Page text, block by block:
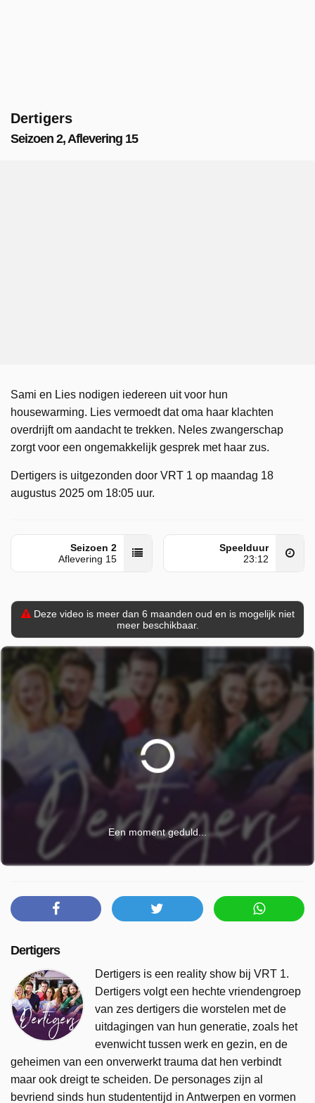
Dertigers
Seizoen 2, Aflevering 15
Sami en Lies nodigen iedereen uit voor hun
housewarming. Lies vermoedt dat oma haar klachten
overdrijft om aandacht te trekken. Neles zwangerschap
zorgt voor een ongemakkelijk gesprek met haar zus.
Dertigers is uitgezonden door VRT 1 op maandag 18
augustus 2025 om 18:05 uur.
Seizoen 2
Aflevering 15
Speelduur
23:12
Deze video is meer dan 6 maanden oud en is mogelijk niet
meer beschikbaar.
Een moment geduld...
Dertigers
Dertigers is een reality show bij VRT 1.
Dertigers volgt een hechte vriendengroep
van zes dertigers die worstelen met de
uitdagingen van hun generatie, zoals het
evenwicht tussen werk en gezin, en de
geheimen van een onverwerkt trauma dat hen verbindt
maar ook dreigt te scheiden. De personages zijn al
bevriend sinds hun studententijd in Antwerpen en vormen